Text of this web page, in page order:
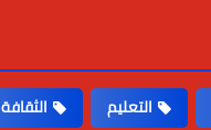
التعليم الثقافة